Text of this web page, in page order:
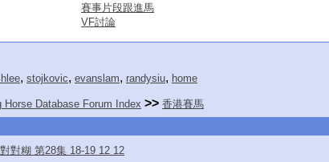
賽事片段跟進馬
VF討論
, stojkovic, evanslam, randysiu, home
Horse Database Forum Index >> 香港賽馬
對糊 第28集 18-19 12 12